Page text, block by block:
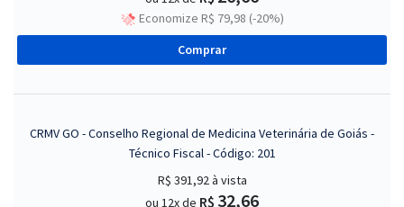
Economize R$ 79,98 (-20%)
Comprar
CRMV GO - Conselho Regional de Medicina Veterinária de Goiás -
Técnico Fiscal - Código: 201
R$ 391,92à vista
ou 12x de R$ 32,66